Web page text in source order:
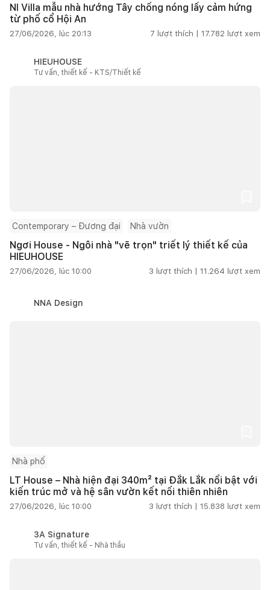
NI Villa mẫu nhà hướng Tây chống nóng lấy cảm hứng
từ phố cổ Hội An
27/06/2026, lúc 20:13 7 lượt thích | 17.782 lượt xem
HIEUHOUSE
Tư vấn, thiết kế - KTS/Thiết kế
Contemporary – Đương đại Nhà vườn
Ngơi House - Ngôi nhà "vẽ trọn" triết lý thiết kế của
HIEUHOUSE
27/06/2026, lúc 10:00 3 lượt thích | 11.264 lượt xem
NNA Design
Nhà phố
LT House – Nhà hiện đại 340m² tại Đắk Lắk nổi bật với
kiến trúc mở và hệ sân vườn kết nối thiên nhiên
27/06/2026, lúc 10:00 3 lượt thích | 15.838 lượt xem
3A Signature
Tư vấn, thiết kế - Nhà thầu